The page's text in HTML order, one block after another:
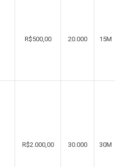
R$500,00 20.000 15M
R$2.000,00 30.000 30M